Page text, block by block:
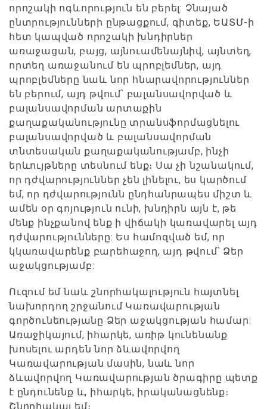
որոշակի ոգևորություն են բերել: Չնայած
ընտրությունների ընթացքում, գիտեք, ԵԱՏՄ-ի
հետ կապված որոշակի խնդիրներ
առաջացան, բայց, այնուամենայնիվ, այնտեղ,
որտեղ առաջանում են պրոբլեմներ, այդ
պրոբլեմները նաև նոր հնարավորություններ
են բերում, այդ թվում՝ բալանսավորված և
բալանսավորման արտաքին
քաղաքականությունը տրանսֆորմացնելու
բալանսավորված և բալանսավորման
տնտեսական քաղաքականությամբ, ինչի
երևույթները տեսնում ենք։ Սա չի նշանակում,
որ դժվարություններ չեն լինելու, ես կարծում
եմ, որ դժվարությունն ընդհանրապես միշտ և
ամեն օր գոյություն ունի, խնդիրն այն է, թե
մենք ինչքանով ենք ի վիճակի կառավարել այդ
դժվարությունները: Ես համոզված եմ, որ
կկառավարենք բարեհաջող, այդ թվում՝ Ձեր
աջակցությամբ:
Ուզում եմ նաև շնորհակալություն հայտնել
նախորդող շրջանում Կառավարության
գործունեությանը Ձեր աջակցության համար:
Առաջիկայում, իհարկե, առիթ կունենանք
խոսելու արդեն նոր ձևավորվող
Կառավարության մասին, նաև նոր
ձևավորվող Կառավարության ծրագիրը պետք
է ընդունենք և, իհարկե, իրականացնենք։
Շնորհակալ եմ։